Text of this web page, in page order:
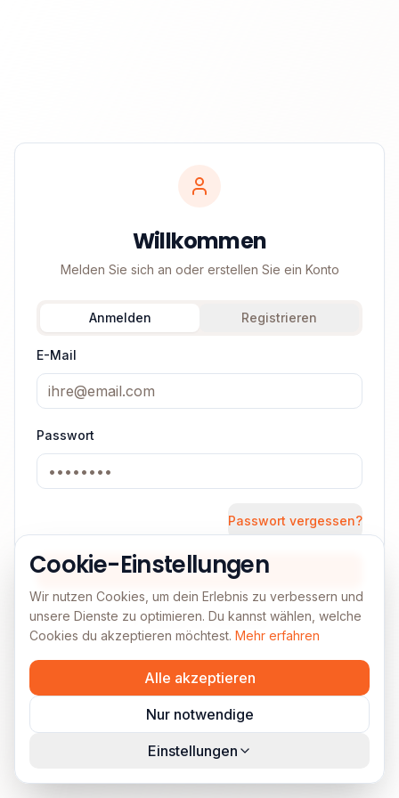
Willkommen
Melden Sie sich an oder erstellen Sie ein Konto
Anmelden Registrieren
E-Mail
Passwort
Passwort vergessen?
Anmelden
← Zurück zur Startseite
Cookie-Einstellungen
Wir nutzen Cookies, um dein Erlebnis zu verbessern und
unsere Dienste zu optimieren. Du kannst wählen, welche
Cookies du akzeptieren möchtest. Mehr erfahren
Alle akzeptieren
Nur notwendige
Einstellungen